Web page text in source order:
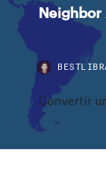
Neighbor
Convertir